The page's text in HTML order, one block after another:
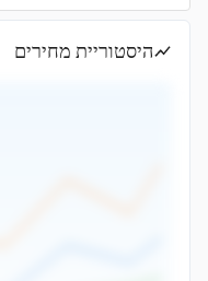
היסטוריית מחירים